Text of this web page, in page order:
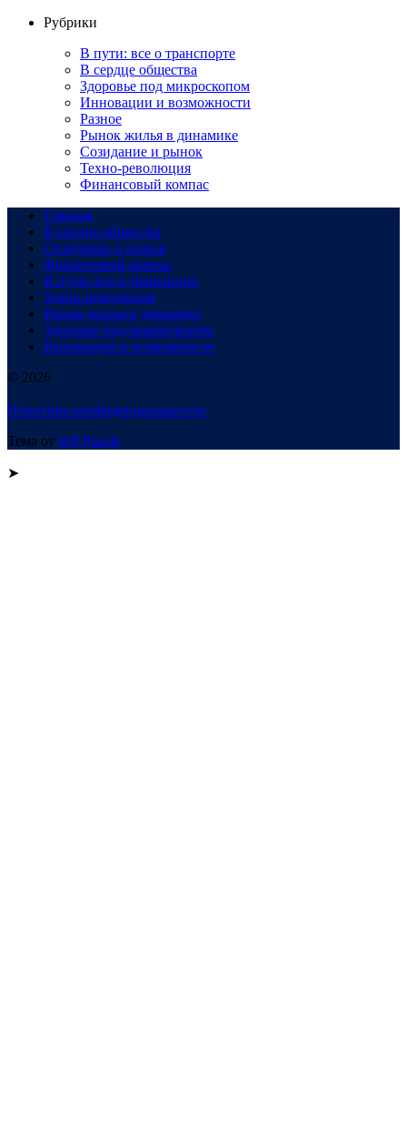
Рубрики
В пути: все о транспорте
В сердце общества
Здоровье под микроскопом
Инновации и возможности
Разное
Рынок жилья в динамике
Созидание и рынок
Техно-революция
Финансовый компас
Главная
В сердце общества
Созидание и рынок
Финансовый компас
В пути: все о транспорте
Техно-революция
Рынок жилья в динамике
Здоровье под микроскопом
Инновации и возможности
© 2026
Политика конфиденциальности
Тема от WP Puzzle
➤